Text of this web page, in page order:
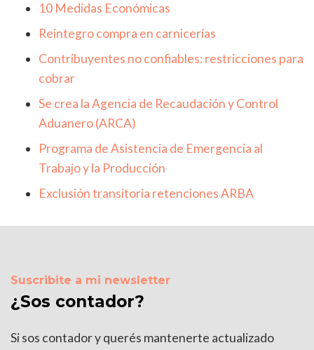
10 Medidas Económicas
Reintegro compra en carnicerías
Contribuyentes no confiables: restricciones para
cobrar
Se crea la Agencia de Recaudación y Control
Aduanero (ARCA)
Programa de Asistencia de Emergencia al
Trabajo y la Producción
Exclusión transitoria retenciones ARBA
Suscribite a mi newsletter
¿Sos contador?
Si sos contador y querés mantenerte actualizado